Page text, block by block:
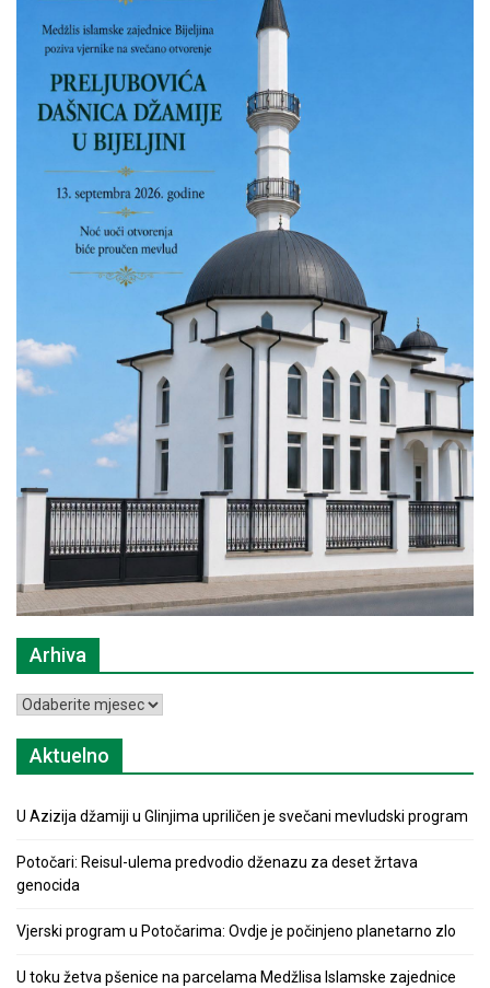
Arhiva
Arhiva
Aktuelno
U Azizija džamiji u Glinjima upriličen je svečani mevludski program
Potočari: Reisul-ulema predvodio dženazu za deset žrtava
genocida
Vjerski program u Potočarima: Ovdje je počinjeno planetarno zlo
U toku žetva pšenice na parcelama Medžlisa Islamske zajednice